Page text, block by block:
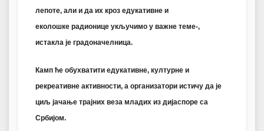
лепоте, али и да их кроз едукативне и
еколошке радионице укључимо у важне теме-,
истакла је градоначелница.
Камп ће обухватити едукативне, културне и
рекреативне активности, а организатори истичу да је
циљ јачање трајних веза младих из дијаспоре са
Србијом.